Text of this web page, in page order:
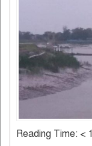
Reading Time: < 1